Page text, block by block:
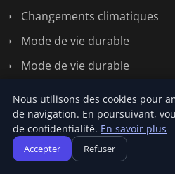
Changements climatiques
Mode de vie durable
Mode de vie durable
Écologie et environnement
Énergie renouvelable
Nous utilisons des cookies pour
de navigation. En poursuivant,
de confidentialité. En savoir plus
Accepter Refuser